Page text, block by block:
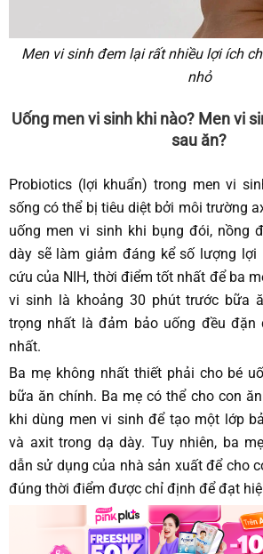
Men vi sinh đem lại rất nhiều lợi ích
nhỏ
Uống men vi sinh khi nào? Men vi
sau ăn?
Probiotics (lợi khuẩn) trong men vi
sống có thể bị tiêu diệt bởi môi trường
uống men vi sinh khi bụng đói, nồng
dày sẽ làm giảm đáng kể số lượng lợi
cứu của NIH, thời điểm tốt nhất để ba
vi sinh là khoảng 30 phút trước bữa
trọng nhất là đảm bảo uống đều
nhất.
Ba mẹ không nhất thiết phải cho bé
bữa ăn chính. Ba mẹ có thể cho con
khi dùng men vi sinh để tạo một lớp
và axit trong dạ dày. Tuy nhiên, ba
dẫn sử dụng của nhà sản xuất để cho
đúng thời điểm được chỉ định để đạt